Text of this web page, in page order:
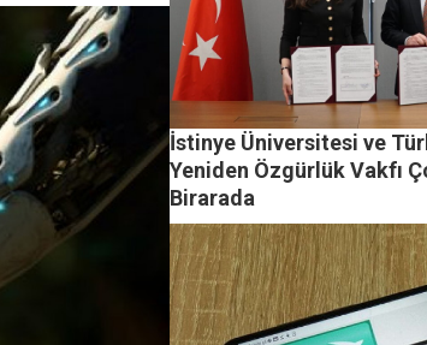
İstinye Üniversitesi ve
Yeniden Özgürlük Vakfı
Birarada